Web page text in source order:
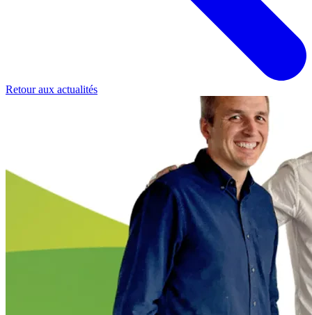
Retour aux actualités